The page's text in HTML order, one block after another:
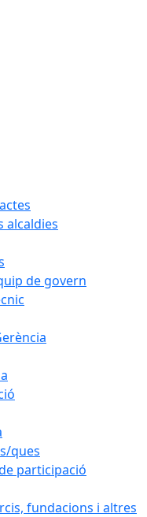
alcaldies
de govern
ques
participació
fundacions i altres